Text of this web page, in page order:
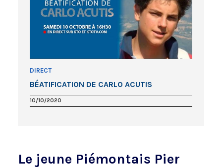
DIRECT
BÉATIFICATION DE CARLO ACUTIS
10/10/2020
Le jeune Piémontais Pier